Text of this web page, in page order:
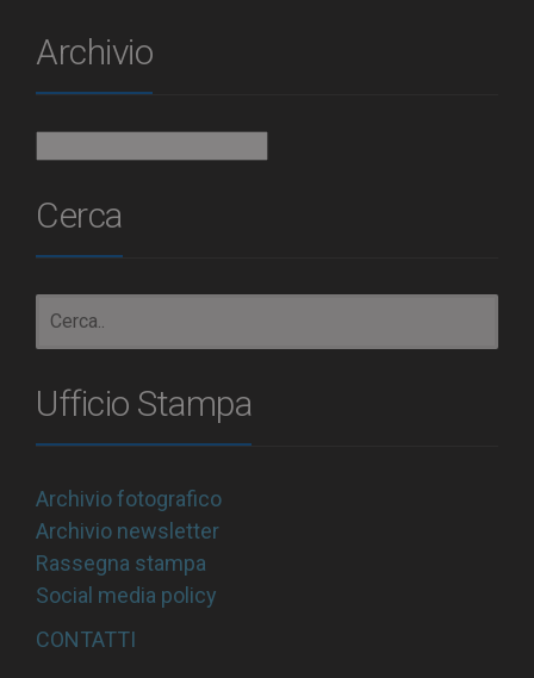
Archivio
Cerca
Ufficio Stampa
Archivio fotografico
Archivio newsletter
Rassegna stampa
Social media policy
CONTATTI